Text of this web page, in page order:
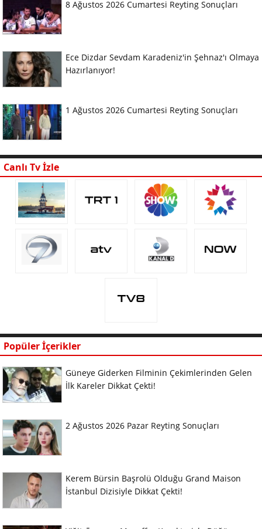
8 Ağustos 2026 Cumartesi Reyting Sonuçları
Ece Dizdar Sevdam Karadeniz'in Şehnaz'ı Olmaya
Hazırlanıyor!
1 Ağustos 2026 Cumartesi Reyting Sonuçları
Canlı Tv İzle
Popüler İçerikler
Güneye Giderken Filminin Çekimlerinden Gelen
İlk Kareler Dikkat Çekti!
2 Ağustos 2026 Pazar Reyting Sonuçları
Kerem Bürsin Başrolü Olduğu Grand Maison
İstanbul Dizisiyle Dikkat Çekti!